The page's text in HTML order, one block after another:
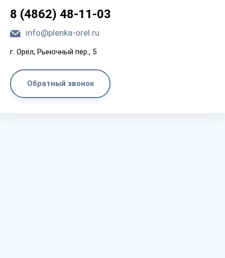
8 (4862) 48-11-03
info@plenka-orel.ru
г. Орёл, Рыночный пер., 5
Обратный звонок